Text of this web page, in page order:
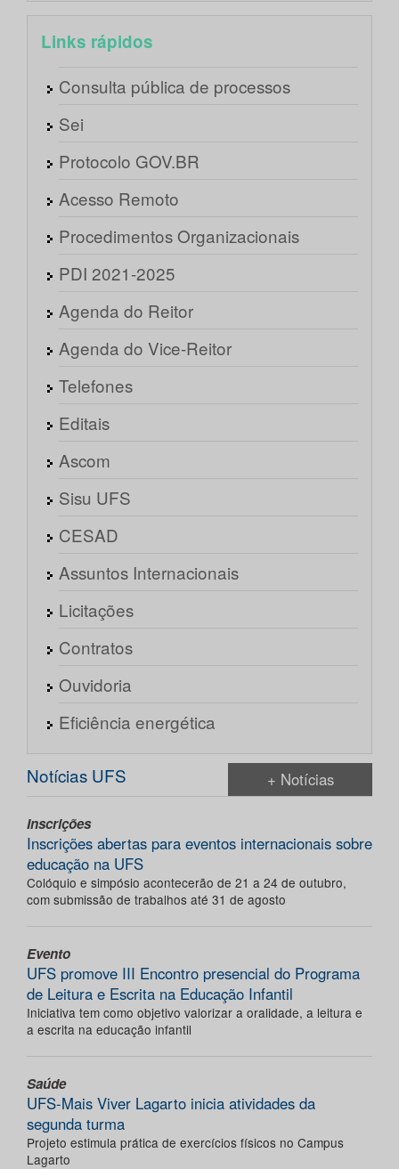
Links rápidos
Consulta pública de processos
Sei
Protocolo GOV.BR
Acesso Remoto
Procedimentos Organizacionais
PDI 2021-2025
Agenda do Reitor
Agenda do Vice-Reitor
Telefones
Editais
Ascom
Sisu UFS
CESAD
Assuntos Internacionais
Licitações
Contratos
Ouvidoria
Eficiência energética
Notícias UFS + Notícias
Inscrições
Inscrições abertas para eventos internacionais sobre
educação na UFS
Colóquio e simpósio acontecerão de 21 a 24 de outubro,
com submissão de trabalhos até 31 de agosto
Evento
UFS promove III Encontro presencial do Programa
de Leitura e Escrita na Educação Infantil
Iniciativa tem como objetivo valorizar a oralidade, a leitura e
a escrita na educação infantil
Saúde
UFS-Mais Viver Lagarto inicia atividades da
segunda turma
Projeto estimula prática de exercícios físicos no Campus
Lagarto